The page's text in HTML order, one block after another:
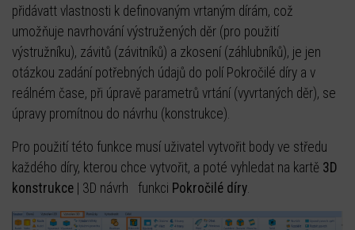
přidávatt vlastnosti k definovaným vrtaným dírám, což
umožňuje navrhování výstružených děr (pro použití
výstružníku), závitů (závitníků) a zkosení (záhlubníků), je jen
otázkou zadání potřebných údajů do polí Pokročilé díry a v
reálném čase, při úpravě parametrů vrtání (vyvrtaných děr), se
úpravy promítnou do návrhu (konstrukce).
Pro použití této funkce musí uživatel vytvořit body ve středu
každého díry, kterou chce vytvořit, a poté vyhledat na kartě 3D
konstrukce | 3D návrh funkci Pokročilé díry.